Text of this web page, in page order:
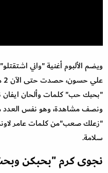
ويضم الألبوم أغنية "واني
"بحبك حب" كلمات وألحان
ونصف مشاهدة، وهو نفس العدد
"زعلك صعب"من كلمات عامر
سلامة.
نجوى كرم "بحبكن